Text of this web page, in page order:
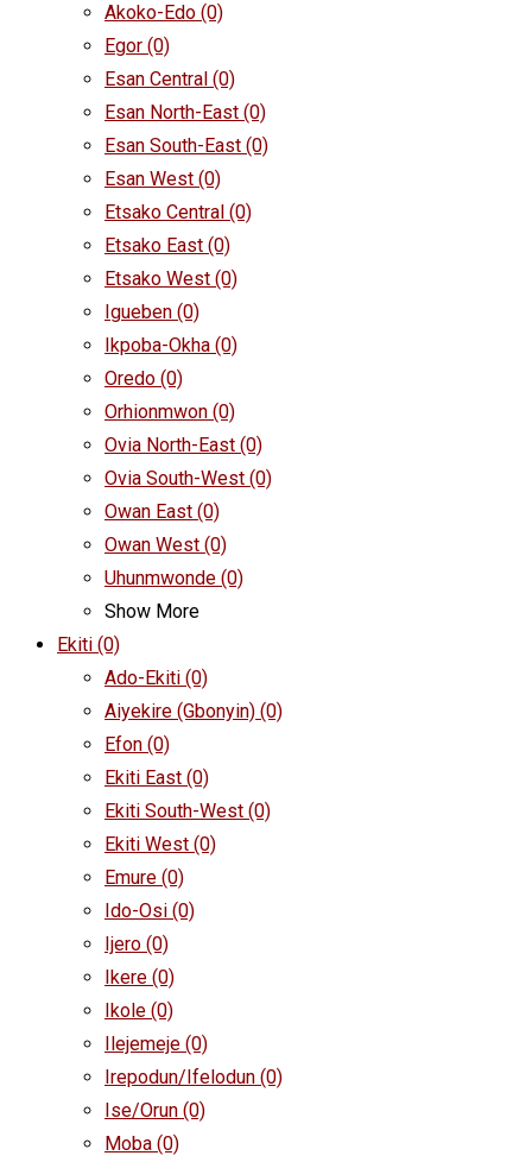
Akoko-Edo (0)
Egor (0)
Esan Central (0)
Esan North-East (0)
Esan South-East (0)
Esan West (0)
Etsako Central (0)
Etsako East (0)
Etsako West (0)
Igueben (0)
Ikpoba-Okha (0)
Oredo (0)
Orhionmwon (0)
Ovia North-East (0)
Ovia South-West (0)
Owan East (0)
Owan West (0)
Uhunmwonde (0)
Show More
Ekiti (0)
Ado-Ekiti (0)
Aiyekire (Gbonyin) (0)
Efon (0)
Ekiti East (0)
Ekiti South-West (0)
Ekiti West (0)
Emure (0)
Ido-Osi (0)
Ijero (0)
Ikere (0)
Ikole (0)
Ilejemeje (0)
Irepodun/Ifelodun (0)
Ise/Orun (0)
Moba (0)